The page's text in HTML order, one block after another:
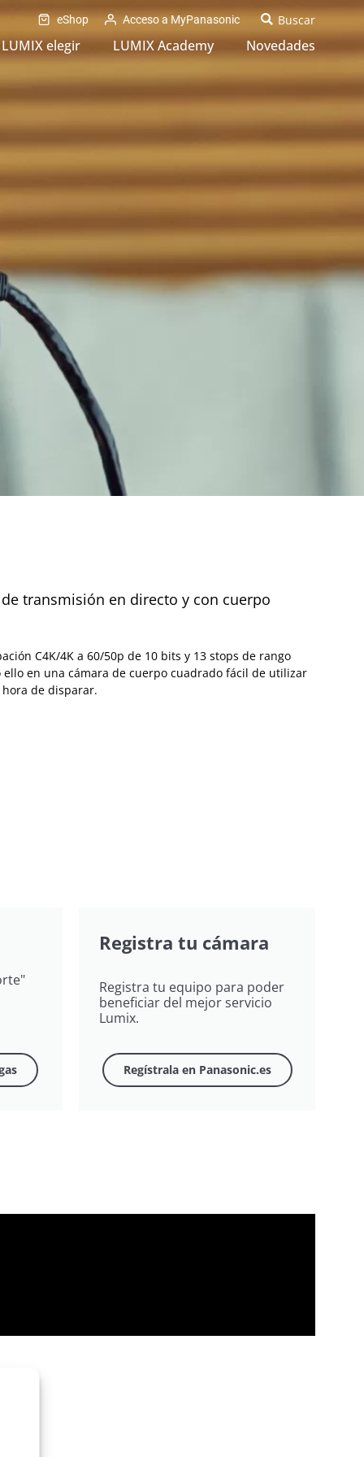
eShop Acceso a MyPanasonic
elegir LUMIX Academy Novedades
transmisión en directo y con cuerpo
C4K/4K a 60/50p de 10 bits y 13 stops de rango
ello en una cámara de cuerpo cuadrado fácil de utilizar
de disparar.
Registra tu cámara
Registra tu equipo para poder
beneficiar del mejor servicio
Lumix.
Regístrala en Panasonic.es